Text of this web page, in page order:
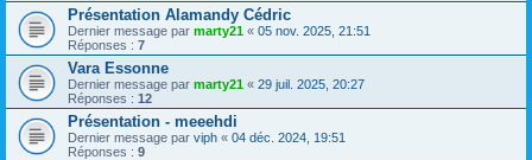
Présentation Alamandy Cédric
Dernier message par marty21 « 05 nov. 2025, 21:51
Réponses : 7
Vara Essonne
Dernier message par marty21 « 29 juil. 2025, 20:27
Réponses : 12
Présentation - meeehdi
Dernier message par viph « 04 déc. 2024, 19:51
Réponses : 9